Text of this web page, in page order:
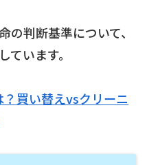
の判断基準について、
います。
買い替えvsクリーニ